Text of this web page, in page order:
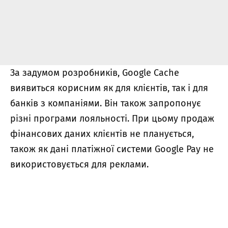
За задумом розробників, Google Cache
виявиться корисним як для клієнтів, так і для
банків з компаніями. Він також запропонує
різні програми лояльності. При цьому продаж
фінансових даних клієнтів не планується,
також як дані платіжної системи Google Pay не
використовується для реклами.